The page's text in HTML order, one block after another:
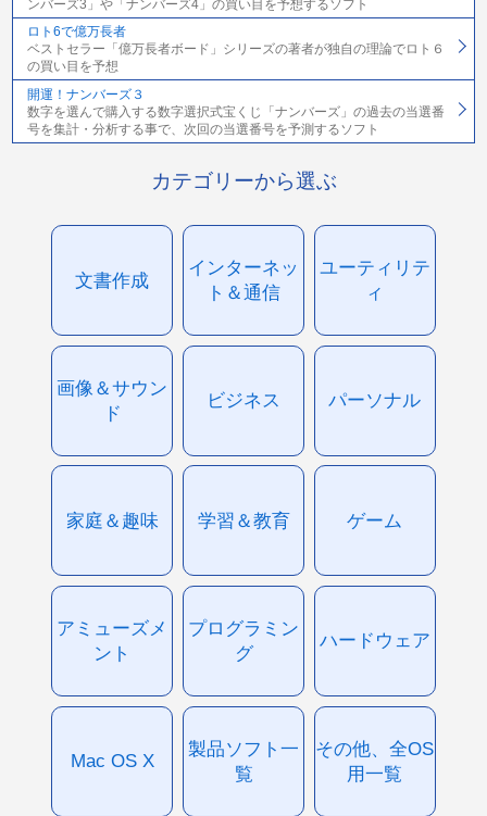
ンバーズ3」や「ナンバーズ4」の買い目を予想するソフト
ロト6で億万長者
ベストセラー「億万長者ボード」シリーズの著者が独自の理論でロト６
の買い目を予想
開運！ナンバーズ３
数字を選んで購入する数字選択式宝くじ「ナンバーズ」の過去の当選番
号を集計・分析する事で、次回の当選番号を予測するソフト
カテゴリーから選ぶ
文書作成
インターネッ
ト＆通信
ユーティリテ
ィ
画像＆サウン
ド
ビジネス パーソナル
家庭＆趣味 学習＆教育 ゲーム
アミューズメ
ント
プログラミン
グ
ハードウェア
Mac OS X
製品ソフト一
覧
その他、全OS
用一覧